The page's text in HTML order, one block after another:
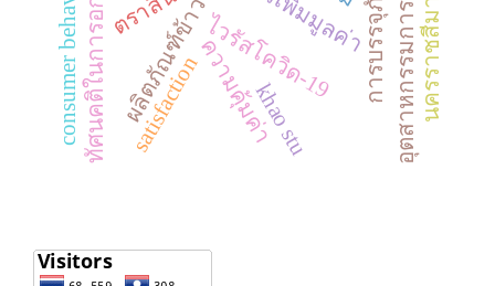
ไวรัสโควิด-19
ผลิตภัณฑ์ข้าว การบรรจุภัณฑ์อุตสาหกรรมการบริการ
ความคุ้มค่า นครราชสีมา
satisfaction
consumer behavior khao stu